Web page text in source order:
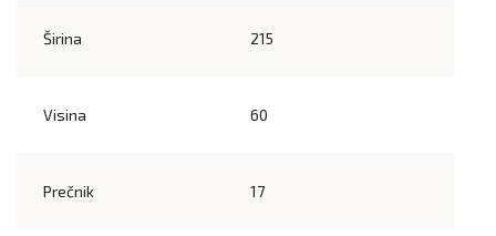
Širina 215
Visina 60
Prečnik 17